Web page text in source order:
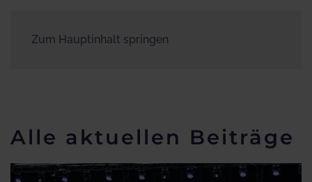
Zum Hauptinhalt springen
Alle aktuellen Beiträge